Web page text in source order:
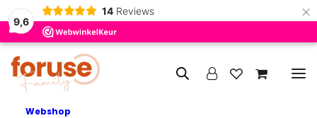
9,6
14 Reviews ×
Webshop